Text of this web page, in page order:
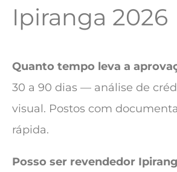
Ipiranga 2026
Quanto tempo leva a
30 a 90 dias — análise de
visual. Postos com
rápida.
Posso ser revendedor